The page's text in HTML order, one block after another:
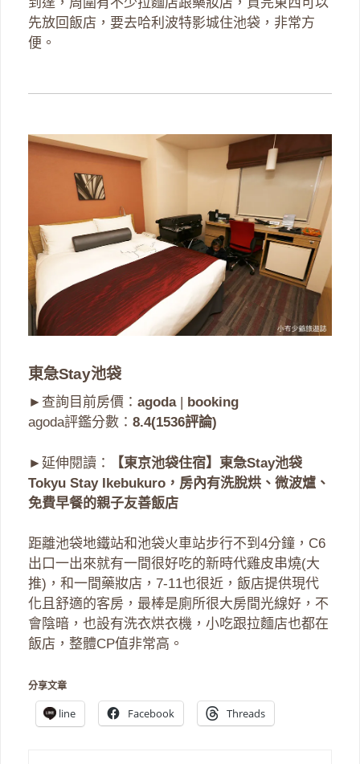
先放回飯店，要去哈利波特影城住池袋，非常方
便。
東急Stay池袋
►查詢目前房價： agoda|
booking
agoda評鑑分數： 8.4(1536評論)
►延伸閱讀：
【東京池袋住宿】東急Stay池袋
Tokyu Stay Ikebukuro，房內有洗脫烘、微波爐、
免費早餐的親子友善飯店
距離池袋地鐵站和池袋火車站步行不到4分鐘，C6
出口一出來就有一間很好吃的新時代雞皮串燒(大
推)，和一間藥妝店，7-11也很近，飯店提供現代
化且舒適的客房，最棒是廁所很大房間光線好，不
會陰暗，也設有洗衣烘衣機，小吃跟拉麵店也都在
飯店，整體CP值非常高。
分享文章
line Facebook Threads